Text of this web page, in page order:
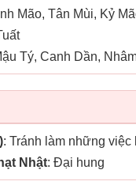
Mão, Tân Mùi, Kỷ
Tý, Canh Dần,
: Tránh làm những việc
Nhật: Đại hung